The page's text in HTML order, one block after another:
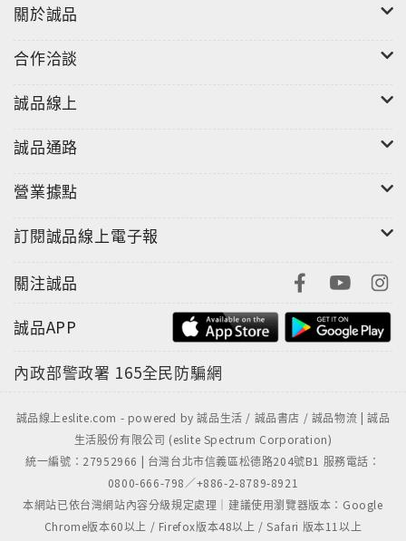
關於誠品
合作洽談
誠品線上
誠品通路
營業據點
訂閱誠品線上電子報
關注誠品
誠品APP
內政部警政署 165全民防騙網
誠品線上eslite.com - powered by 誠品生活 / 誠品書店 / 誠品物流 | 誠品
生活股份有限公司 (eslite Spectrum Corporation)
統一編號：27952966 | 台灣台北市信義區松德路204號B1 服務電話：
0800-666-798／+886-2-8789-8921
本網站已依台灣網站內容分級規定處理｜建議使用瀏覽器版本：Google
Chrome版本60以上 / Firefox版本48以上 / Safari 版本11以上